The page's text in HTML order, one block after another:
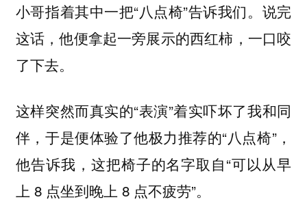
小哥指着其中一把“八点椅”告诉我们。说完
这话，他便拿起一旁展示的西红柿，一口咬
了下去。
这样突然而真实的“表演”着实吓坏了我和同
伴，于是便体验了他极力推荐的“八点椅”，
他告诉我，这把椅子的名字取自“可以从早
上 8 点坐到晚上 8 点不疲劳”。